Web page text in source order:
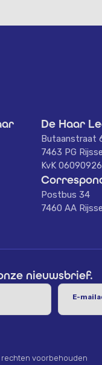
De Haar
Butaanstraat
7463 PG
KvK 06090926
Postbus 34
7460 AA
nieuwsbrief.
E-
rechten voorbehouden